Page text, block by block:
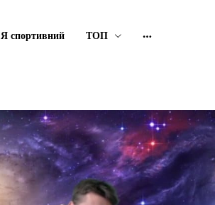
Я спортивний ТОП